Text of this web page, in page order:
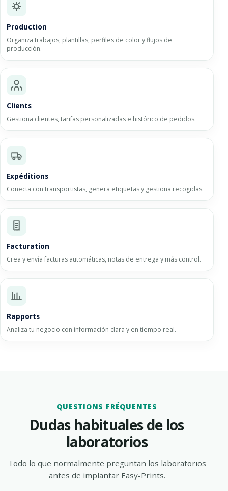
Production
Organiza trabajos, plantillas, perfiles de color y flujos de
producción.
Clients
Gestiona clientes, tarifas personalizadas e histórico de pedidos.
Expéditions
Conecta con transportistas, genera etiquetas y gestiona recogidas.
Facturation
Crea y envía facturas automáticas, notas de entrega y más control.
Rapports
Analiza tu negocio con información clara y en tiempo real.
QUESTIONS FRÉQUENTES
Dudas habituales de los
laboratorios
Todo lo que normalmente preguntan los laboratorios
antes de implantar Easy-Prints.